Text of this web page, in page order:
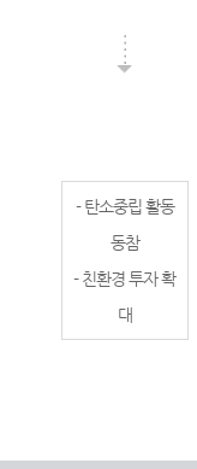
- 탄소중립 활동
동참
- 친환경 투자 확
대